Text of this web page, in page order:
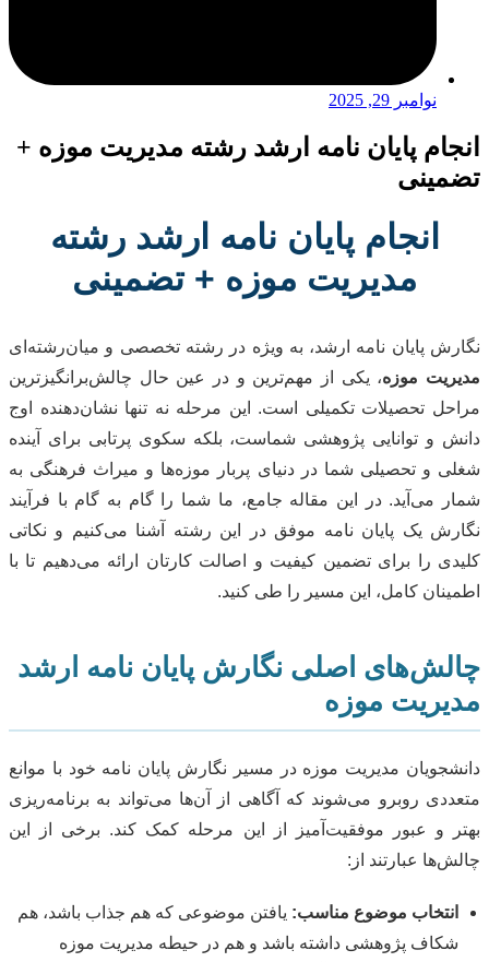
نوامبر 29, 2025
انجام پایان نامه ارشد رشته مدیریت موزه +
تضمینی
انجام پایان نامه ارشد رشته
مدیریت موزه + تضمینی
نگارش پایان نامه ارشد، به ویژه در رشته تخصصی و میان‌رشته‌ای
مدیریت موزه، یکی از مهم‌ترین و در عین حال چالش‌برانگیزترین
مراحل تحصیلات تکمیلی است. این مرحله نه تنها نشان‌دهنده اوج
دانش و توانایی پژوهشی شماست، بلکه سکوی پرتابی برای آینده
شغلی و تحصیلی شما در دنیای پربار موزه‌ها و میراث فرهنگی به
شمار می‌آید. در این مقاله جامع، ما شما را گام به گام با فرآیند
نگارش یک پایان نامه موفق در این رشته آشنا می‌کنیم و نکاتی
کلیدی را برای تضمین کیفیت و اصالت کارتان ارائه می‌دهیم تا با
اطمینان کامل، این مسیر را طی کنید.
چالش‌های اصلی نگارش پایان نامه ارشد
مدیریت موزه
دانشجویان مدیریت موزه در مسیر نگارش پایان نامه خود با موانع
متعددی روبرو می‌شوند که آگاهی از آن‌ها می‌تواند به برنامه‌ریزی
بهتر و عبور موفقیت‌آمیز از این مرحله کمک کند. برخی از این
چالش‌ها عبارتند از:
انتخاب موضوع مناسب: یافتن موضوعی که هم جذاب باشد، هم
شکاف پژوهشی داشته باشد و هم در حیطه مدیریت موزه